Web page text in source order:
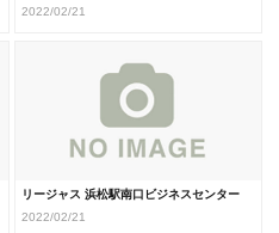
2022/02/21
リージャス 浜松駅南口ビジネスセンター
2022/02/21